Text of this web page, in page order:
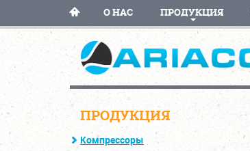
О НАС ПРОДУКЦИЯ
ПРОДУКЦИЯ
Компрессоры